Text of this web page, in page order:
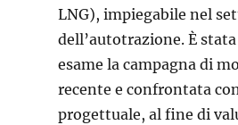
LNG), impiegabile nel
dell’autotrazione. È
esame la campagna di
recente e confrontata
progettuale, al fine di